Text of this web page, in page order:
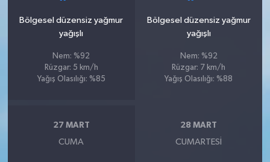
Bölgesel düzensiz yağmur
yağışlı
Nem: %92
Rüzgar: 5 km/h
Yağış Olasılığı: %85
Bölgesel düzensiz yağmur
yağışlı
Nem: %92
Rüzgar: 7 km/h
Yağış Olasılığı: %88
27 MART
CUMA
28 MART
CUMARTESI